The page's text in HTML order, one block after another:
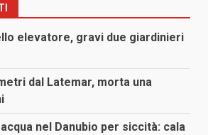
elevatore, gravi due giardinieri
dal Latemar, morta una
nel Danubio per siccità: cala